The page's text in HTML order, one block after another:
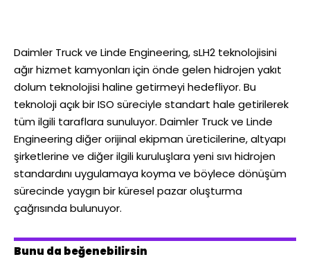
Daimler Truck ve Linde Engineering, sLH2 teknolojisini
ağır hizmet kamyonları için önde gelen hidrojen yakıt
dolum teknolojisi haline getirmeyi hedefliyor. Bu
teknoloji açık bir ISO süreciyle standart hale getirilerek
tüm ilgili taraflara sunuluyor. Daimler Truck ve Linde
Engineering diğer orijinal ekipman üreticilerine, altyapı
şirketlerine ve diğer ilgili kuruluşlara yeni sıvı hidrojen
standardını uygulamaya koyma ve böylece dönüşüm
sürecinde yaygın bir küresel pazar oluşturma
çağrısında bulunuyor.
Bunu da beğenebilirsin